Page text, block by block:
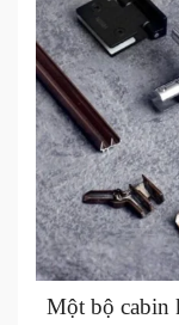
Một bộ cabin